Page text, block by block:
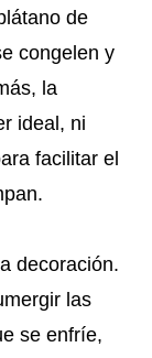
de
congelen y
la
ideal, ni
facilitar el
decoración.
las
se enfríe,